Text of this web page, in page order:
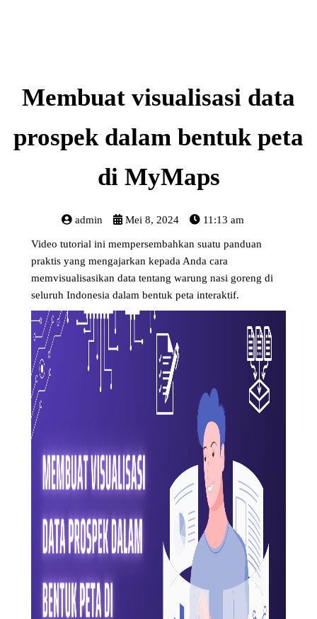
Membuat visualisasi data
prospek dalam bentuk peta
di MyMaps
admin Mei 8, 2024 11:13 am
Video tutorial ini mempersembahkan suatu panduan
praktis yang mengajarkan kepada Anda cara
memvisualisasikan data tentang warung nasi goreng di
seluruh Indonesia dalam bentuk peta interaktif.